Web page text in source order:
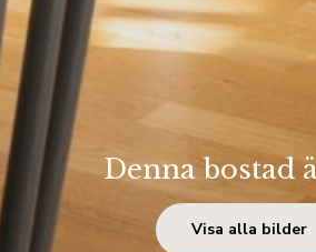
Denna bostad
Visa alla bilder